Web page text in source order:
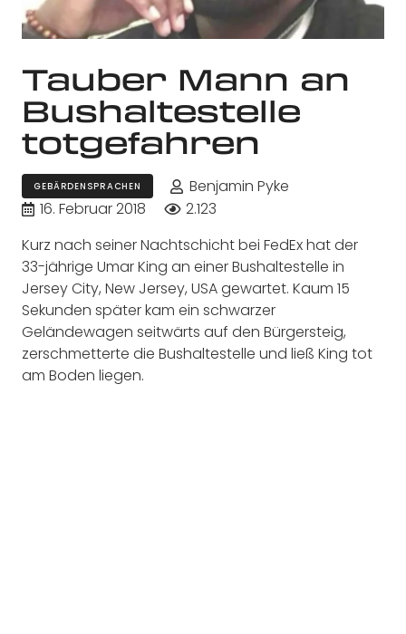
Tauber Mann an
Bushaltestelle
totgefahren
GEBÄRDENSPRACHEN
Benjamin Pyke
16. Februar 2018
2.123
Kurz nach seiner Nachtschicht bei FedEx hat der
33-jährige Umar King an einer Bushaltestelle in
Jersey City, New Jersey, USA gewartet. Kaum 15
Sekunden später kam ein schwarzer
Geländewagen seitwärts auf den Bürgersteig,
zerschmetterte die Bushaltestelle und ließ King tot
am Boden liegen.